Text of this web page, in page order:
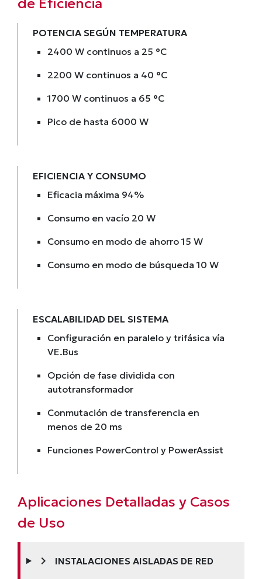
de Eficiencia
POTENCIA SEGÚN TEMPERATURA
2400 W continuos a 25 °C
2200 W continuos a 40 °C
1700 W continuos a 65 °C
Pico de hasta 6000 W
EFICIENCIA Y CONSUMO
Eficacia máxima 94%
Consumo en vacío 20 W
Consumo en modo de ahorro 15 W
Consumo en modo de búsqueda 10 W
ESCALABILIDAD DEL SISTEMA
Configuración en paralelo y trifásica vía
VE.Bus
Opción de fase dividida con
autotransformador
Conmutación de transferencia en
menos de 20 ms
Funciones PowerControl y PowerAssist
Aplicaciones Detalladas y Casos
de Uso
chevron_right INSTALACIONES AISLADAS DE RED